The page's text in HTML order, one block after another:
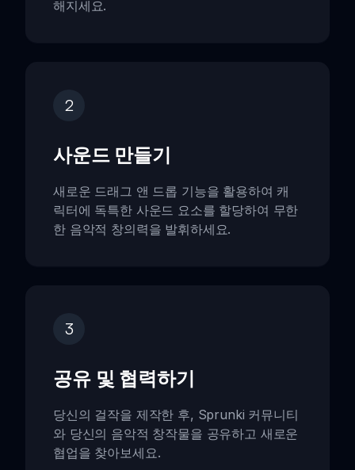
해지세요.
2
사운드 만들기
새로운 드래그 앤 드롭 기능을 활용하여 캐
릭터에 독특한 사운드 요소를 할당하여 무한
한 음악적 창의력을 발휘하세요.
3
공유 및 협력하기
당신의 걸작을 제작한 후, Sprunki 커뮤니티
와 당신의 음악적 창작물을 공유하고 새로운
협업을 찾아보세요.